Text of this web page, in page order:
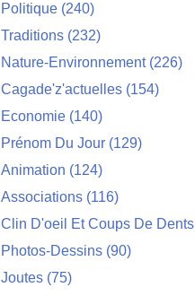
Politique (240)
Traditions (232)
Nature-Environnement(226)
Cagade'z'actuelles (154)
Economie (140)
Prénom Du Jour (129)
Animation (124)
Associations (116)
Clin D'oeil Et Coups De Dents
Photos-Dessins (90)
Joutes (75)